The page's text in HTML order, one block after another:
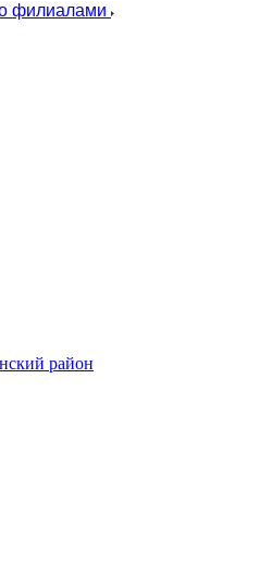
филиалами
район